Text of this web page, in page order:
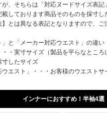
が、そちらは「対応ヌードサイズ表記
載しております商品そのものを採寸し
】とは異なる表記となりますので、ご
」と「メーカー対応ウエスト」の違い
・・実寸サイズ（製品を平らなとこ
寸したサイズ
ウエスト」・・・お客様のウエスト
インナーにおすすめ！半袖4選